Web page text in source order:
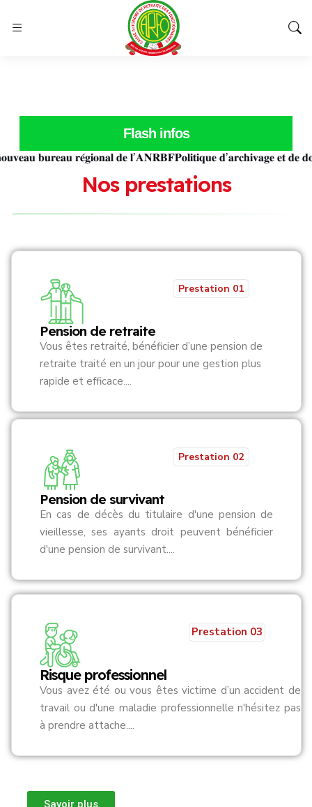
Flash infos
𝐛𝐮𝐫𝐞𝐚𝐮 𝐫𝐞́𝐠𝐢𝐨𝐧𝐚𝐥 𝐝𝐞 𝐥’𝐀𝐍𝐑𝐁𝐅𝐏𝐨𝐥𝐢𝐭𝐢𝐪𝐮𝐞 𝐝’𝐚𝐫𝐜𝐡𝐢𝐯𝐚𝐠𝐞 𝐞𝐭 𝐝𝐞
Nos prestations
Pension de retraite
Prestation 01
Vous êtes retraité, bénéficier d’une pension de
retraite traité en un jour pour une gestion plus
rapide et efficace....
Prestation 02
Pension de survivant
En cas de décès du titulaire d'une pension de
vieillesse, ses ayants droit peuvent bénéficier
d'une pension de survivant....
Prestation 03
Risque professionnel
Vous avez été ou vous êtes victime d’un accident de
travail ou d'une maladie professionnelle n'hésitez pas
à prendre attache....
Savoir plus